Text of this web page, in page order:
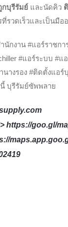
กบุรีรัมย์ และนัดคิว
รวดเร็วและเป็นมือ
นักงาน #แอร์ราชก
#แอร์ระบบ #
างรอง #ติดตั้งแอร์
บุรีรัมย์ซัพพลาย
https://goo.gl/